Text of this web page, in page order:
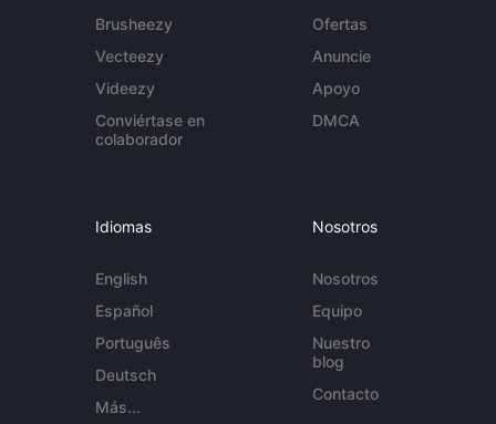
Brusheezy
Vecteezy
Videezy
Conviértase en
colaborador
Ofertas
Anuncie
Apoyo
DMCA
Idiomas
English
Español
Português
Deutsch
Más...
Nosotros
Nosotros
Equipo
Nuestro
blog
Contacto